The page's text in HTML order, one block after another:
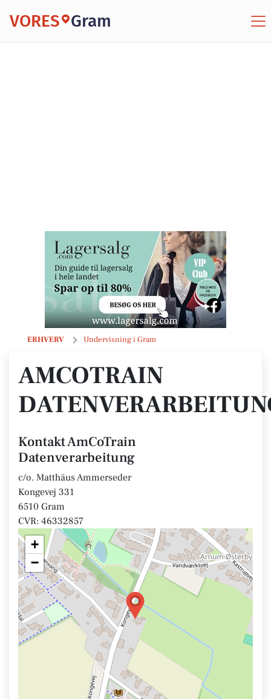
VORES Gram
ERHVERV Undervisning i Gram
AmCoTrain Datenverarbeitung
AMCOTRAIN
Kontakt AmCoTrain
Datenverarbeitung
c/o. Matthäus Ammerseder
Kongevej 331
6510 Gram
CVR: 46332857
+
−